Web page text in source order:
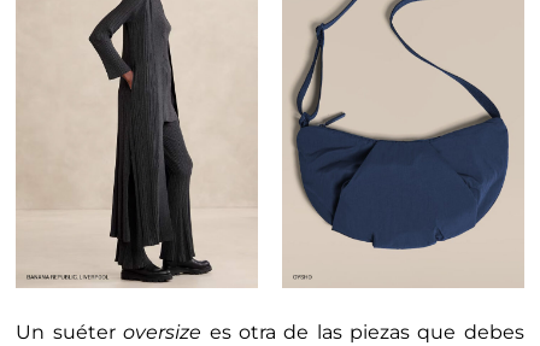
Un suéteroversize es otra de las piezas que debes